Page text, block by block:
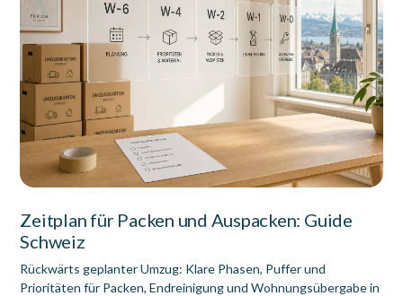
Zeitplan für Packen und Auspacken: Guide
Schweiz
Rückwärts geplanter Umzug: Klare Phasen, Puffer und
Prioritäten für Packen, Endreinigung und Wohnungsübergabe in